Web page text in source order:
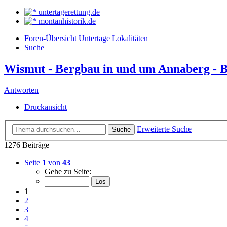
untertagerettung.de
montanhistorik.de
Foren-Übersicht Untertage Lokalitäten
Suche
Wismut - Bergbau in und um Annaberg -
Antworten
Druckansicht
Suche
Erweiterte Suche
1276 Beiträge
Seite 1 von 43
Gehe zu Seite:
1
2
3
4